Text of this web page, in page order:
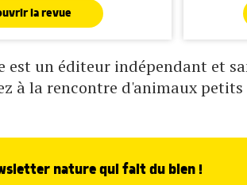
la revue
est un éditeur indépendant et
à la rencontre d'animaux
nature qui fait du bien !